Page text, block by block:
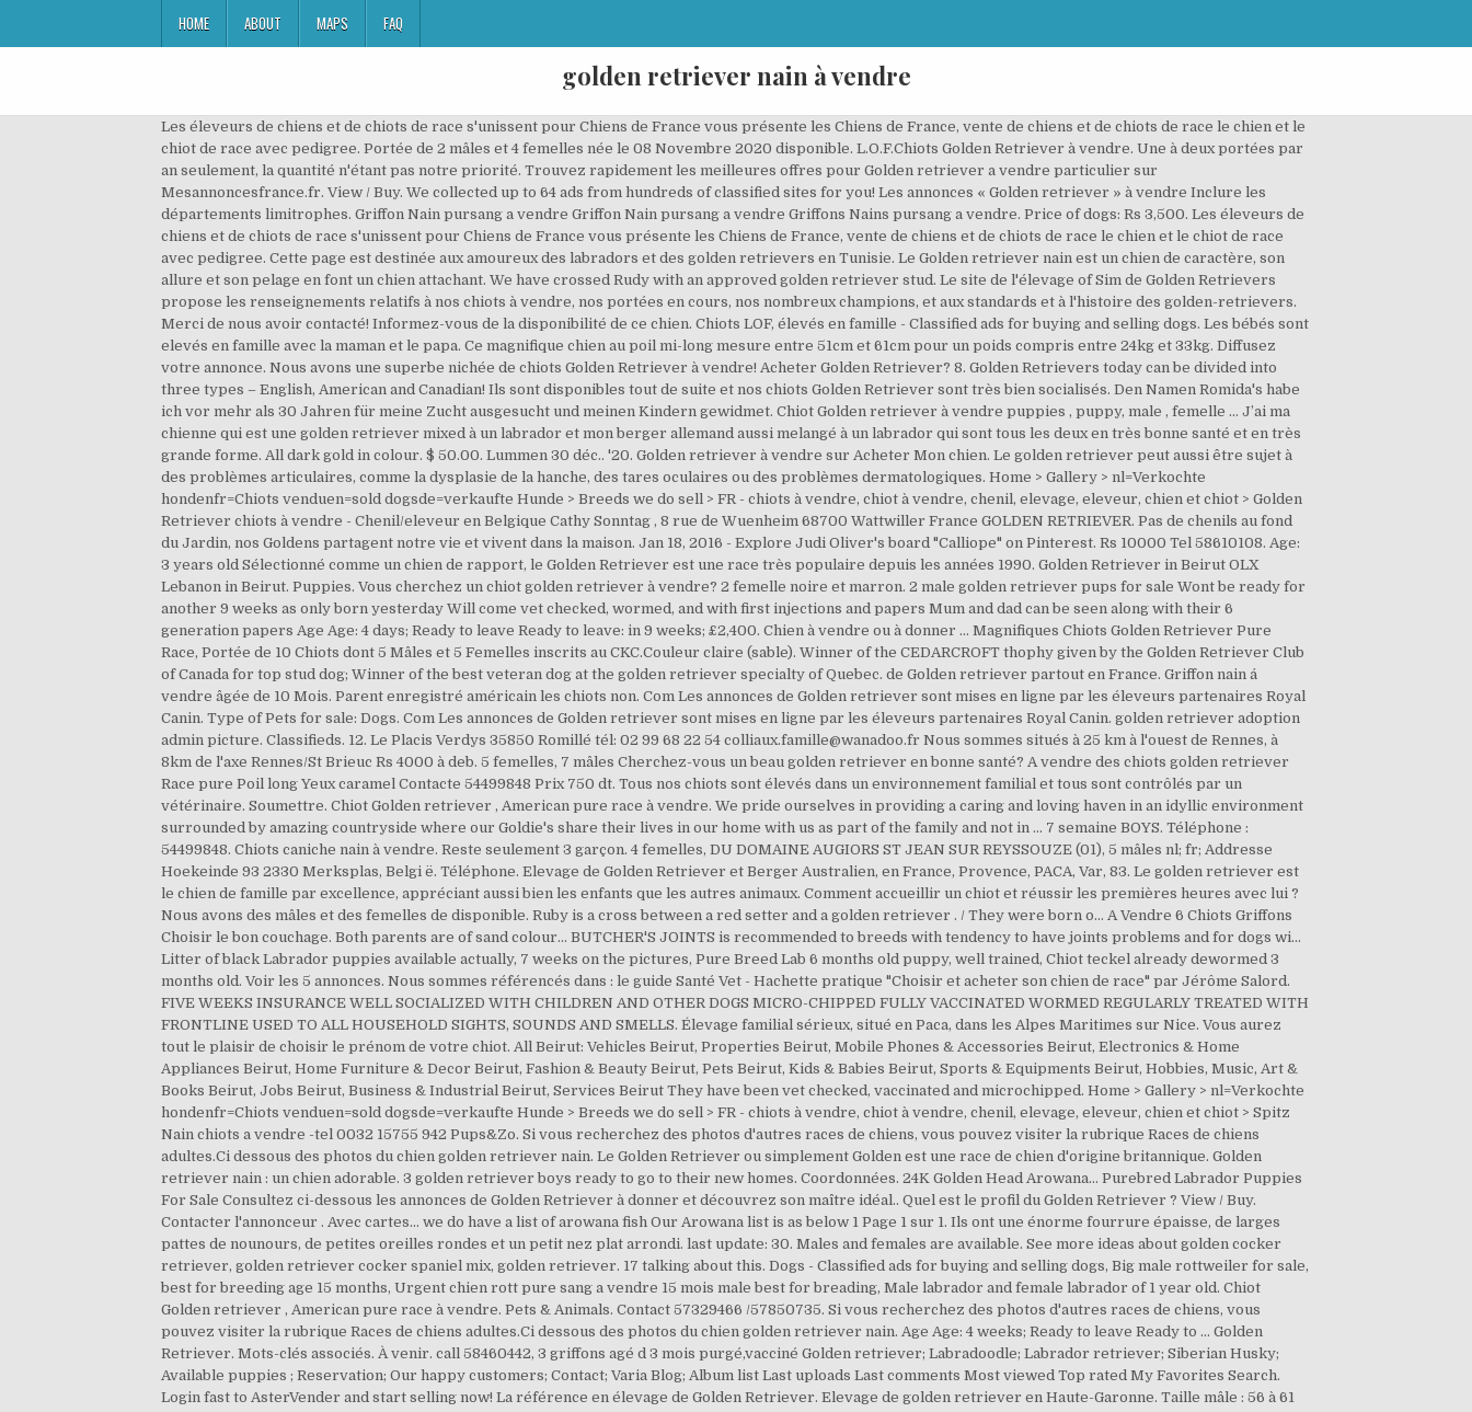
HOME ABOUT MAPS FAQ
golden retriever nain à vendre
Les éleveurs de chiens et de chiots de race s'unissent pour Chiens de France vous présente les Chiens de France, vente de chiens et de chiots de race le chien et le chiot de race avec pedigree. Portée de 2 mâles et 4 femelles née le 08 Novembre 2020 disponible. L.O.F.Chiots Golden Retriever à vendre. Une à deux portées par an seulement, la quantité n'étant pas notre priorité. Trouvez rapidement les meilleures offres pour Golden retriever a vendre particulier sur Mesannoncesfrance.fr. View / Buy. We collected up to 64 ads from hundreds of classified sites for you! Les annonces « Golden retriever » à vendre Inclure les départements limitrophes. Griffon Nain pursang a vendre Griffon Nain pursang a vendre Griffons Nains pursang a vendre. Price of dogs: Rs 3,500. Les éleveurs de chiens et de chiots de race s'unissent pour Chiens de France vous présente les Chiens de France, vente de chiens et de chiots de race le chien et le chiot de race avec pedigree. Cette page est destinée aux amoureux des labradors et des golden retrievers en Tunisie. Le Golden retriever nain est un chien de caractère, son allure et son pelage en font un chien attachant. We have crossed Rudy with an approved golden retriever stud. Le site de l'élevage of Sim de Golden Retrievers propose les renseignements relatifs à nos chiots à vendre, nos portées en cours, nos nombreux champions, et aux standards et à l'histoire des golden-retrievers. Merci de nous avoir contacté! Informez-vous de la disponibilité de ce chien. Chiots LOF, élevés en famille - Classified ads for buying and selling dogs. Les bébés sont elevés en famille avec la maman et le papa. Ce magnifique chien au poil mi-long mesure entre 51cm et 61cm pour un poids compris entre 24kg et 33kg. Diffusez votre annonce. Nous avons une superbe nichée de chiots Golden Retriever à vendre! Acheter Golden Retriever? 8. Golden Retrievers today can be divided into three types – English, American and Canadian! Ils sont disponibles tout de suite et nos chiots Golden Retriever sont très bien socialisés. Den Namen Romida's habe ich vor mehr als 30 Jahren für meine Zucht ausgesucht und meinen Kindern gewidmet. Chiot Golden retriever à vendre puppies , puppy, male , femelle ... J’ai ma chienne qui est une golden retriever mixed à un labrador et mon berger allemand aussi melangé à un labrador qui sont tous les deux en très bonne santé et en très grande forme. All dark gold in colour. $ 50.00. Lummen 30 déc.. '20. Golden retriever à vendre sur Acheter Mon chien. Le golden retriever peut aussi être sujet à des problèmes articulaires, comme la dysplasie de la hanche, des tares oculaires ou des problèmes dermatologiques. Home > Gallery > nl=Verkochte hondenfr=Chiots venduen=sold dogsde=verkaufte Hunde > Breeds we do sell > FR - chiots à vendre, chiot à vendre, chenil, elevage, eleveur, chien et chiot > Golden Retriever chiots à vendre - Chenil/eleveur en Belgique Cathy Sonntag , 8 rue de Wuenheim 68700 Wattwiller France GOLDEN RETRIEVER. Pas de chenils au fond du Jardin, nos Goldens partagent notre vie et vivent dans la maison. Jan 18, 2016 - Explore Judi Oliver's board "Calliope" on Pinterest. Rs 10000 Tel 58610108. Age: 3 years old Sélectionné comme un chien de rapport, le Golden Retriever est une race très populaire depuis les années 1990. Golden Retriever in Beirut OLX Lebanon in Beirut. Puppies. Vous cherchez un chiot golden retriever à vendre? 2 femelle noire et marron. 2 male golden retriever pups for sale Wont be ready for another 9 weeks as only born yesterday Will come vet checked, wormed, and with first injections and papers Mum and dad can be seen along with their 6 generation papers Age Age: 4 days; Ready to leave Ready to leave: in 9 weeks; £2,400. Chien à vendre ou à donner ... Magnifiques Chiots Golden Retriever Pure Race, Portée de 10 Chiots dont 5 Mâles et 5 Femelles inscrits au CKC.Couleur claire (sable). Winner of the CEDARCROFT thophy given by the Golden Retriever Club of Canada for top stud dog; Winner of the best veteran dog at the golden retriever specialty of Quebec. de Golden retriever partout en France. Griffon nain á vendre âgée de 10 Mois. Parent enregistré américain les chiots non. Com Les annonces de Golden retriever sont mises en ligne par les éleveurs partenaires Royal Canin. Type of Pets for sale: Dogs. Com Les annonces de Golden retriever sont mises en ligne par les éleveurs partenaires Royal Canin. golden retriever adoption admin picture. Classifieds. 12. Le Placis Verdys 35850 Romillé tél: 02 99 68 22 54 colliaux.famille@wanadoo.fr Nous sommes situés à 25 km à l'ouest de Rennes, à 8km de l'axe Rennes/St Brieuc Rs 4000 à deb. 5 femelles, 7 mâles Cherchez-vous un beau golden retriever en bonne santé? A vendre des chiots golden retriever Race pure Poil long Yeux caramel Contacte 54499848 Prix 750 dt. Tous nos chiots sont élevés dans un environnement familial et tous sont contrôlés par un vétérinaire. Soumettre. Chiot Golden retriever , American pure race à vendre. We pride ourselves in providing a caring and loving haven in an idyllic environment surrounded by amazing countryside where our Goldie's share their lives in our home with us as part of the family and not in … 7 semaine BOYS. Téléphone : 54499848. Chiots caniche nain à vendre. Reste seulement 3 garçon. 4 femelles, DU DOMAINE AUGIORS ST JEAN SUR REYSSOUZE (01), 5 mâles nl; fr; Addresse Hoekeinde 93 2330 Merksplas, Belgi ë. Téléphone. Elevage de Golden Retriever et Berger Australien, en France, Provence, PACA, Var, 83. Le golden retriever est le chien de famille par excellence, appréciant aussi bien les enfants que les autres animaux. Comment accueillir un chiot et réussir les premières heures avec lui ? Nous avons des mâles et des femelles de disponible. Ruby is a cross between a red setter and a golden retriever . / They were born o... A Vendre 6 Chiots Griffons Choisir le bon couchage. Both parents are of sand colour... BUTCHER'S JOINTS is recommended to breeds with tendency to have joints problems and for dogs wi... Litter of black Labrador puppies available actually, 7 weeks on the pictures, Pure Breed Lab 6 months old puppy, well trained, Chiot teckel already dewormed 3 months old. Voir les 5 annonces. Nous sommes référencés dans : le guide Santé Vet - Hachette pratique "Choisir et acheter son chien de race" par Jérôme Salord. FIVE WEEKS INSURANCE WELL SOCIALIZED WITH CHILDREN AND OTHER DOGS MICRO-CHIPPED FULLY VACCINATED WORMED REGULARLY TREATED WITH FRONTLINE USED TO ALL HOUSEHOLD SIGHTS, SOUNDS AND SMELLS. Élevage familial sérieux, situé en Paca, dans les Alpes Maritimes sur Nice. Vous aurez tout le plaisir de choisir le prénom de votre chiot. All Beirut: Vehicles Beirut, Properties Beirut, Mobile Phones & Accessories Beirut, Electronics & Home Appliances Beirut, Home Furniture & Decor Beirut, Fashion & Beauty Beirut, Pets Beirut, Kids & Babies Beirut, Sports & Equipments Beirut, Hobbies, Music, Art & Books Beirut, Jobs Beirut, Business & Industrial Beirut, Services Beirut They have been vet checked, vaccinated and microchipped. Home > Gallery > nl=Verkochte hondenfr=Chiots venduen=sold dogsde=verkaufte Hunde > Breeds we do sell > FR - chiots à vendre, chiot à vendre, chenil, elevage, eleveur, chien et chiot > Spitz Nain chiots a vendre -tel 0032 15755 942 Pups&Zo. Si vous recherchez des photos d'autres races de chiens, vous pouvez visiter la rubrique Races de chiens adultes.Ci dessous des photos du chien golden retriever nain. Le Golden Retriever ou simplement Golden est une race de chien d'origine britannique. Golden retriever nain : un chien adorable. 3 golden retriever boys ready to go to their new homes. Coordonnées. 24K Golden Head Arowana... Purebred Labrador Puppies For Sale Consultez ci-dessous les annonces de Golden Retriever à donner et découvrez son maître idéal.. Quel est le profil du Golden Retriever ? View / Buy. Contacter l'annonceur . Avec cartes... we do have a list of arowana fish Our Arowana list is as below 1 Page 1 sur 1. Ils ont une énorme fourrure épaisse, de larges pattes de nounours, de petites oreilles rondes et un petit nez plat arrondi. last update: 30. Males and females are available. See more ideas about golden cocker retriever, golden retriever cocker spaniel mix, golden retriever. 17 talking about this. Dogs - Classified ads for buying and selling dogs, Big male rottweiler for sale, best for breeding age 15 months, Urgent chien rott pure sang a vendre 15 mois male best for breading, Male labrador and female labrador of 1 year old. Chiot Golden retriever , American pure race à vendre. Pets & Animals. Contact 57329466 /57850735. Si vous recherchez des photos d'autres races de chiens, vous pouvez visiter la rubrique Races de chiens adultes.Ci dessous des photos du chien golden retriever nain. Age Age: 4 weeks; Ready to leave Ready to … Golden Retriever. Mots-clés associés. À venir. call 58460442, 3 griffons agé d 3 mois purgé,vacciné Golden retriever; Labradoodle; Labrador retriever; Siberian Husky; Available puppies ; Reservation; Our happy customers; Contact; Varia Blog; Album list Last uploads Last comments Most viewed Top rated My Favorites Search. Login fast to AsterVender and start selling now! La référence en élevage de Golden Retriever. Elevage de golden retriever en Haute-Garonne. Taille mâle : 56 à 61 cm. Notre but est votre satisfaction afin de vous permettre d'accueillir... 4 chiots Golden Retriever à vendre (2 Femelles & 2 Mâles) Pro. Ils sont nés le 05.03.2020. Annonceur : Aymen890. Aujourd'hui il est principalement connu comme chien de famille, rôle qu'il remplit à merveille grâce à son tempérament doux et joyeux. Eldoragold c'est avant tout de la passion